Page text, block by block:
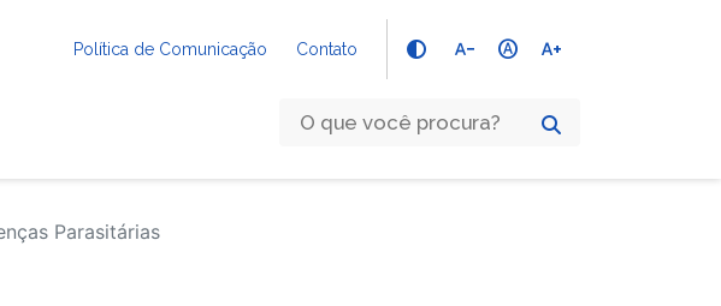
Política de Comunicação Contato text_decrease hdr_auto text_increase
Parasitárias